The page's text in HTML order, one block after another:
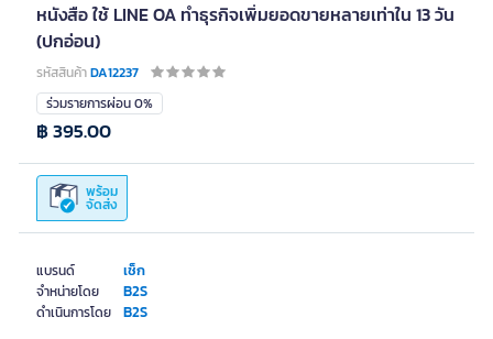
หนังสือ ใช้ LINE OA ทำธุรกิจเพิ่มยอดขายหลายเท่าใน 13 วัน
(ปกอ่อน)
รหัสสินค้าDA12237
แบรนด์ เช็ก
จำหน่ายโดย B2S
ดำเนินการโดย B2S
ร่วมรายการผ่อน 0%
พร้อม
จัดส่ง
฿ 395.00